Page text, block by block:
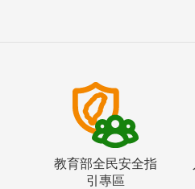
教育部全民安全指
引專區